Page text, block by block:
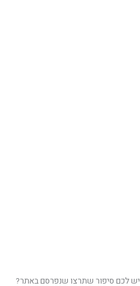
יש לכם סיפור שתרצו שנפרסם באתר?